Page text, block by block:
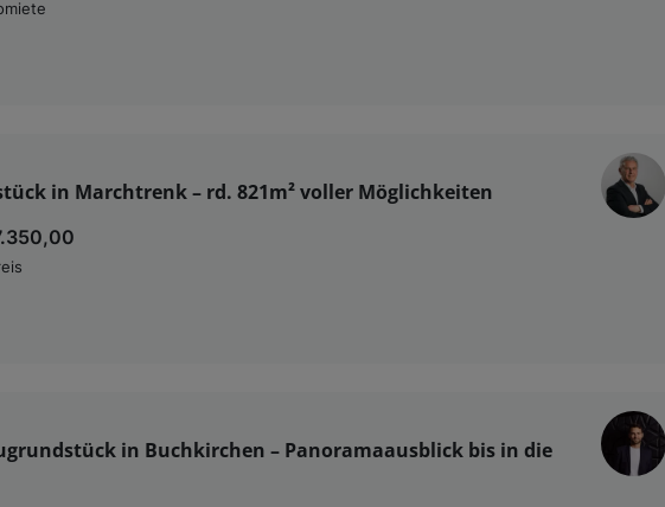
in Marchtrenk – rd. 821m² voller Möglichkeiten
in Buchkirchen – Panoramaausblick bis in die